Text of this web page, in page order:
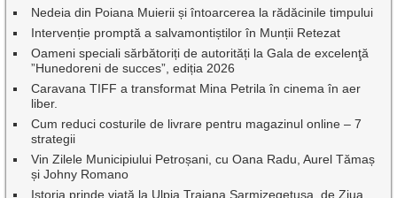
Nedeia din Poiana Muierii și întoarcerea la rădăcinile timpului
Intervenție promptă a salvamontiștilor în Munții Retezat
Oameni speciali sărbătoriți de autorități la Gala de excelenţă
”Hunedoreni de succes”, ediția 2026
Caravana TIFF a transformat Mina Petrila în cinema în aer
liber.
Cum reduci costurile de livrare pentru magazinul online – 7
strategii
Vin Zilele Municipiului Petroșani, cu Oana Radu, Aurel Tămaș
și Johny Romano
Istoria prinde viață la Ulpia Traiana Sarmizegetusa, de Ziua